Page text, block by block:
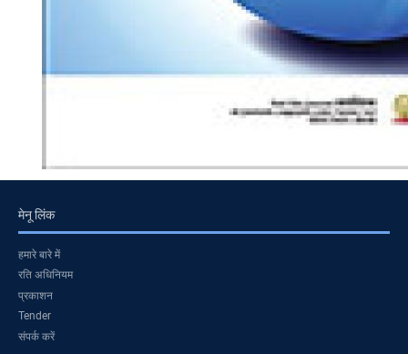
मेनू लिंक
हमारे बारे में
रति अधिनियम
प्रकाशन
Tender
संपर्क करें